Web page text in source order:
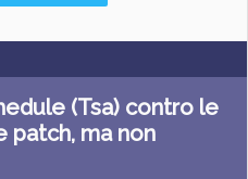
(Tsa) contro le
patch, ma non